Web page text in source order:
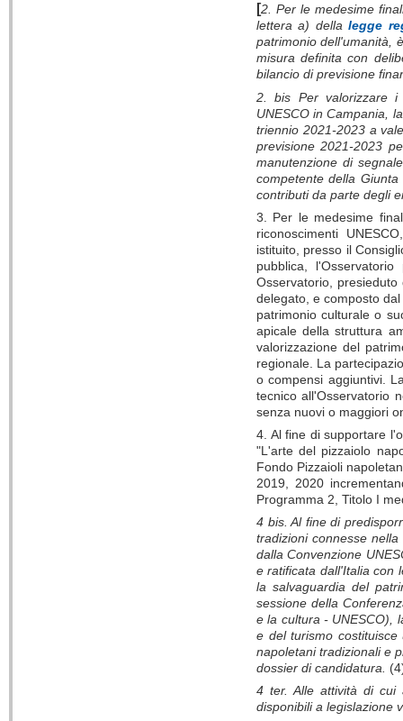
[2. Per le medesime
lettera a) dellalegge
patrimonio dell'umanità,
misura definita con
bilancio di previsione
2. bis Per valorizzare i
UNESCO in Campania,
triennio 2021-2023 a
previsione 2021-2023
manutenzione di
competente della
contributi da parte degli
3. Per le medesime
riconoscimenti
istituito, presso il
pubblica,
Osservatorio,
delegato, e composto
patrimonio culturale o
apicale della struttura
valorizzazione del
regionale. La
o compensi aggiuntivi.
tecnico all'Osservatorio
senza nuovi o maggiori
4. Al fine di supportare
"L'arte del pizzaiolo
Fondo Pizzaioli
2019, 2020
Programma 2, Titolo I
4 bis. Al fine di
tradizioni connesse
dalla Convenzione
e ratificata dall'Italia con
la salvaguardia del
sessione della
e la cultura - UNESCO),
e del turismo
napoletani tradizionali e
dossier di candidatura.
4 ter. Alle attività di cui
disponibili a legislazione